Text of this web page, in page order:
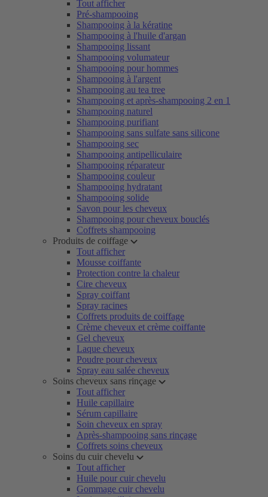
Tout afficher
Pré-shampooing
Shampooing à la kératine
Shampooing à l'huile d'argan
Shampooing lissant
Shampooing volumateur
Shampooing pour hommes
Shampooing à l'argent
Shampooing au tea tree
Shampooing et après-shampooing 2 en 1
Shampooing naturel
Shampooing purifiant
Shampooing sans sulfate sans silicone
Shampooing sec
Shampooing antipelliculaire
Shampooing réparateur
Shampooing couleur
Shampooing hydratant
Shampooing solide
Savon pour les cheveux
Shampooing pour cheveux bouclés
Coffrets shampooing
Produits de coiffage
Tout afficher
Mousse coiffante
Protection contre la chaleur
Cire cheveux
Spray coiffant
Spray racines
Coffrets produits de coiffage
Crème cheveux et crème coiffante
Gel cheveux
Laque cheveux
Poudre pour cheveux
Spray eau salée cheveux
Soins cheveux sans rinçage
Tout afficher
Huile capillaire
Sérum capillaire
Soin cheveux en spray
Après-shampooing sans rinçage
Coffrets soins cheveux
Soins du cuir chevelu
Tout afficher
Huile pour cuir chevelu
Gommage cuir chevelu